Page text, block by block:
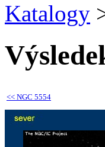
Katalogy
<< NGC 5554